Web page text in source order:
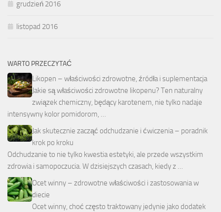
grudzień 2016
listopad 2016
WARTO PRZECZYTAĆ
Likopen – właściwości zdrowotne, źródła i suplementacja
Jakie są właściwości zdrowotne likopenu? Ten naturalny
związek chemiczny, będący karotenem, nie tylko nadaje
intensywny kolor pomidorom, …
Jak skutecznie zacząć odchudzanie i ćwiczenia – poradnik
krok po kroku
Odchudzanie to nie tylko kwestia estetyki, ale przede wszystkim
zdrowia i samopoczucia. W dzisiejszych czasach, kiedy z …
Ocet winny – zdrowotne właściwości i zastosowania w
diecie
Ocet winny, choć często traktowany jedynie jako dodatek